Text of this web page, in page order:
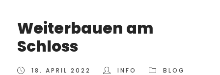
Weiterbauen am
Schloss
18. APRIL 2022 INFO
BLOG